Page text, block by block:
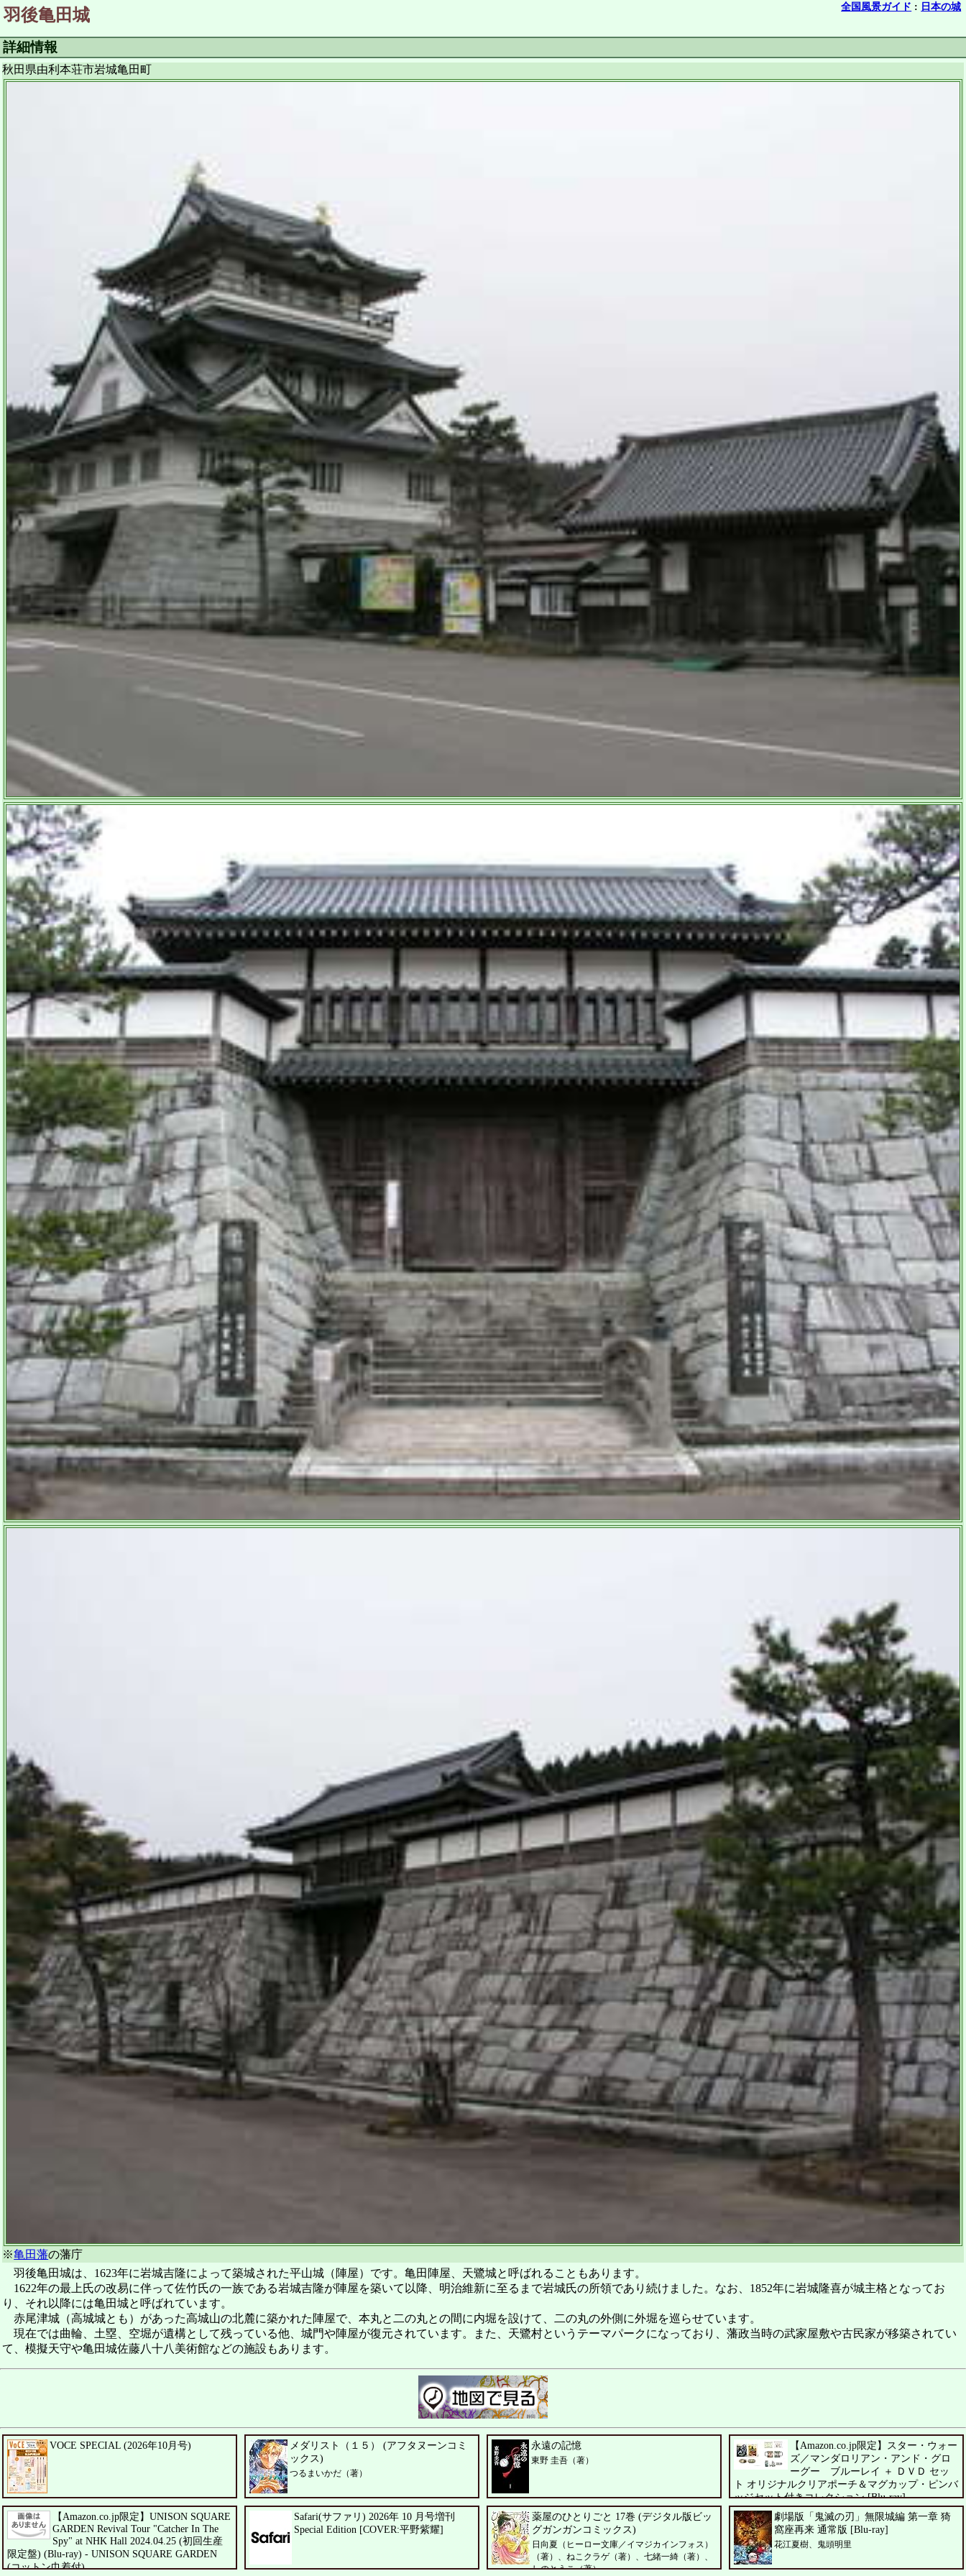
全国風景ガイド : 日本の城
羽後亀田城
詳細情報
秋田県由利本荘市岩城亀田町
※亀田藩の藩庁
羽後亀田城は、1623年に岩城吉隆によって築城された平山城（陣屋）です。亀田陣屋、天鷺城と呼ばれることもあります。
1622年の最上氏の改易に伴って佐竹氏の一族である岩城吉隆が陣屋を築いて以降、明治維新に至るまで岩城氏の所領であり続けました。なお、1852年に岩城隆喜が城主格となってお
り、それ以降には亀田城と呼ばれています。
赤尾津城（高城城とも）があった高城山の北麓に築かれた陣屋で、本丸と二の丸との間に内堀を設けて、二の丸の外側に外堀を巡らせています。
現在では曲輪、土塁、空堀が遺構として残っている他、城門や陣屋が復元されています。また、天鷺村というテーマパークになっており、藩政当時の武家屋敷や古民家が移築されてい
て、模擬天守や亀田城佐藤八十八美術館などの施設もあります。
VOCE SPECIAL (2026年10月号)
メダリスト（１５） (アフタヌーンコミ
ックス)
つるまいかだ（著）
永遠の記憶
東野 圭吾（著）
【Amazon.co.jp限定】スター・ウォー
ズ／マンダロリアン・アンド・グロ
ーグー ブルーレイ ＋ ＤＶＤ セッ
ト オリジナルクリアポーチ＆マグカップ・ピンバ
ッジセット付きコレクション [Blu-ray]
ペドロ・パスカル、シガーニー・ウィーバー、ジェレミ
ー・アレン・ホワイト
【Amazon.co.jp限定】UNISON SQUARE
GARDEN Revival Tour "Catcher In The
Spy" at NHK Hall 2024.04.25 (初回生産
限定盤) (Blu-ray) - UNISON SQUARE GARDEN
(コットン巾着付)
Safari(サファリ) 2026年 10 月号増刊
Special Edition [COVER:平野紫耀]
薬屋のひとりごと 17巻 (デジタル版ビッ
グガンガンコミックス)
日向夏（ヒーロー文庫／イマジカインフォス）
（著）、ねこクラゲ（著）、七緒一綺（著）、
しのとうこ（著）
劇場版「鬼滅の刃」無限城編 第一章 猗
窩座再来 通常版 [Blu-ray]
花江夏樹、鬼頭明里